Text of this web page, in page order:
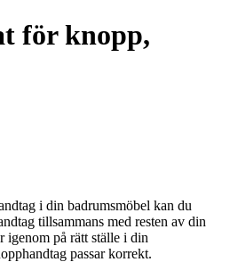
för knopp,
i din badrumsmöbel kan du
tillsammans med resten av din
igenom på rätt ställe i din
passar korrekt.